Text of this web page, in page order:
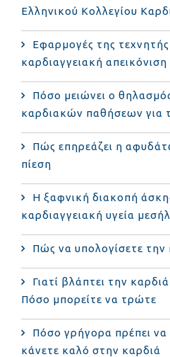
Ελληνικού Κολλεγίου
Εφαρμογές της
καρδιαγγειακή απεικόνιση
Πόσο μειώνει ο
καρδιακών παθήσεων για
Πώς επηρεάζει η
πίεση
Η ξαφνική διακοπή
καρδιαγγειακή υγεία
Πώς να υπολογίσετε την
Γιατί βλάπτει την
Πόσο μπορείτε να τρώτε
Πόσο γρήγορα πρέπει να
κάνετε καλό στην καρδιά